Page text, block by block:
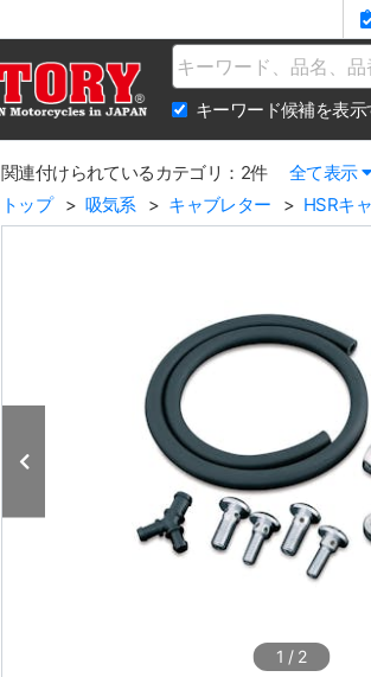
Name
キーワード候補を表示
関連付けられているカテゴリ：2件
全て表示
トップ
吸気系 キャブレター HSRキ
1 / 2